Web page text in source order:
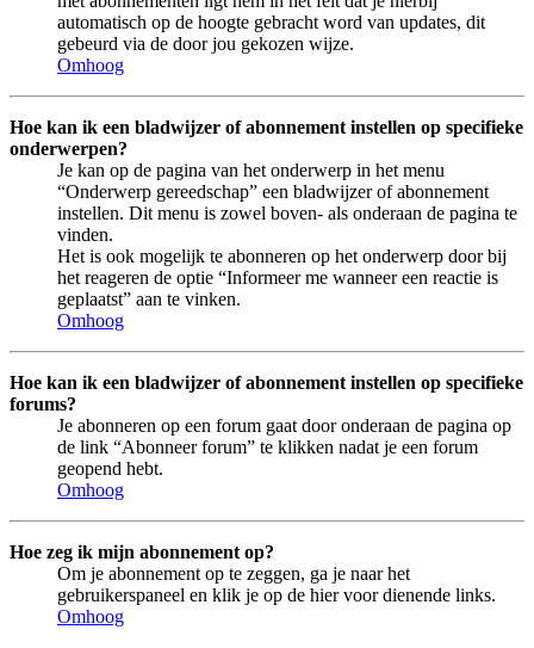
automatisch op de hoogte gebracht word van updates, dit
gebeurd via de door jou gekozen wijze.
Omhoog
Hoe kan ik een bladwijzer of abonnement instellen op specifieke
onderwerpen?
Je kan op de pagina van het onderwerp in het menu
“Onderwerp gereedschap” een bladwijzer of abonnement
instellen. Dit menu is zowel boven- als onderaan de pagina te
vinden.
Het is ook mogelijk te abonneren op het onderwerp door bij
het reageren de optie “Informeer me wanneer een reactie is
geplaatst” aan te vinken.
Omhoog
Hoe kan ik een bladwijzer of abonnement instellen op specifieke
forums?
Je abonneren op een forum gaat door onderaan de pagina op
de link “Abonneer forum” te klikken nadat je een forum
geopend hebt.
Omhoog
Hoe zeg ik mijn abonnement op?
Om je abonnement op te zeggen, ga je naar het
gebruikerspaneel en klik je op de hier voor dienende links.
Omhoog